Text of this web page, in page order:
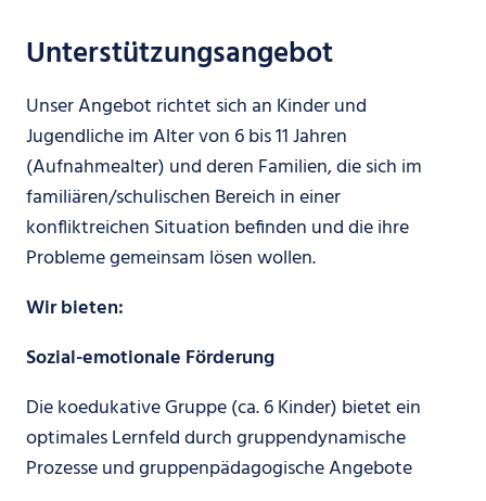
Unterstützungsangebot
Unser Angebot richtet sich an Kinder und
Jugendliche im Alter von 6 bis 11 Jahren
(Aufnahmealter) und deren Familien, die sich im
familiären/schulischen Bereich in einer
konfliktreichen Situation befinden und die ihre
Probleme gemeinsam lösen wollen.
Wir bieten:
Sozial-emotionale Förderung
Die koedukative Gruppe (ca. 6 Kinder) bietet ein
optimales Lernfeld durch gruppendynamische
Prozesse und gruppenpädagogische Angebote